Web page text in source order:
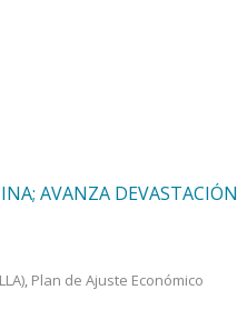
AVANZA
, Plan de Ajuste Económico